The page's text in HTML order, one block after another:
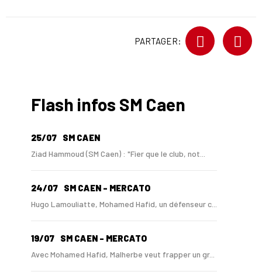
PARTAGER:
Flash infos SM Caen
25/07 SM CAEN
Ziad Hammoud (SM Caen) : "Fier que le club, not...
24/07 SM CAEN - MERCATO
Hugo Lamouliatte, Mohamed Hafid, un défenseur c...
19/07 SM CAEN - MERCATO
Avec Mohamed Hafid, Malherbe veut frapper un gr...